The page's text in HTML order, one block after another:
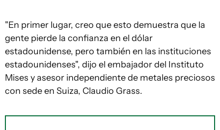
"En primer lugar, creo que esto demuestra que la
gente pierde la confianza en el dólar
estadounidense, pero también en las instituciones
estadounidenses", dijo el embajador del Instituto
Mises y asesor independiente de metales preciosos
con sede en Suiza, Claudio Grass.